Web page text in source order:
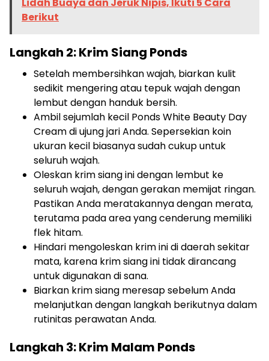
Berikut
Langkah 2: Krim Siang Ponds
Setelah membersihkan wajah, biarkan kulit
sedikit mengering atau tepuk wajah dengan
lembut dengan handuk bersih.
Ambil sejumlah kecil Ponds White Beauty Day
Cream di ujung jari Anda. Sepersekian koin
ukuran kecil biasanya sudah cukup untuk
seluruh wajah.
Oleskan krim siang ini dengan lembut ke
seluruh wajah, dengan gerakan memijat ringan.
Pastikan Anda meratakannya dengan merata,
terutama pada area yang cenderung memiliki
flek hitam.
Hindari mengoleskan krim ini di daerah sekitar
mata, karena krim siang ini tidak dirancang
untuk digunakan di sana.
Biarkan krim siang meresap sebelum Anda
melanjutkan dengan langkah berikutnya dalam
rutinitas perawatan Anda.
Langkah 3: Krim Malam Ponds